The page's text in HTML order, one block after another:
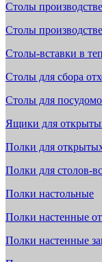
Столы
Столы
Столы-вставки в
Столы для сбора
Столы для
Ящики для
Полки для
Полки для столов-
Полки настольные
Полки настенные
Полки настенные